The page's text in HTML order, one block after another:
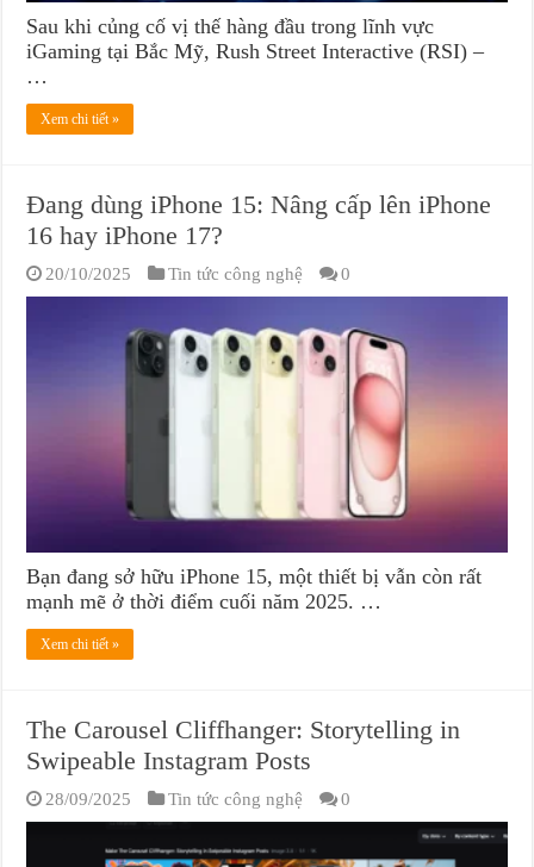
Sau khi củng cố vị thế hàng đầu trong lĩnh vực
iGaming tại Bắc Mỹ, Rush Street Interactive (RSI) –
…
Xem chi tiết »
Đang dùng iPhone 15: Nâng cấp lên iPhone
16 hay iPhone 17?
20/10/2025 Tin tức công nghệ 0
Bạn đang sở hữu iPhone 15, một thiết bị vẫn còn rất
mạnh mẽ ở thời điểm cuối năm 2025. …
Xem chi tiết »
The Carousel Cliffhanger: Storytelling in
Swipeable Instagram Posts
28/09/2025 Tin tức công nghệ 0